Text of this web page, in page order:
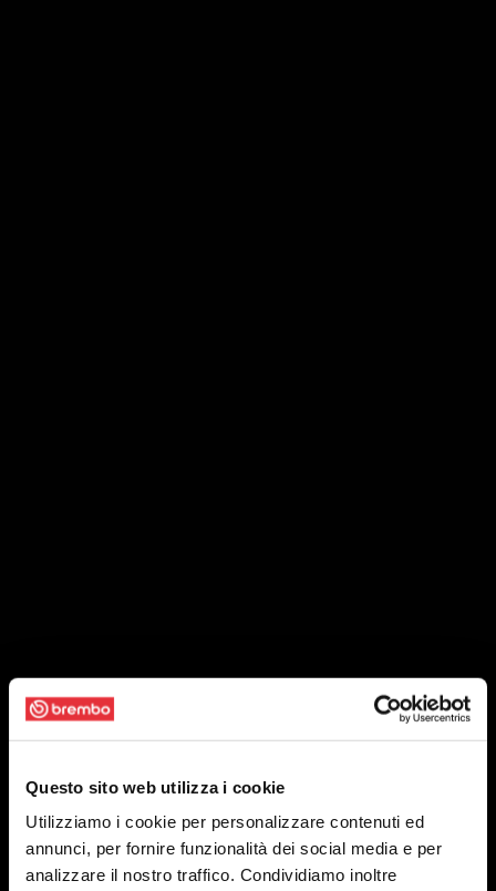
Questo sito web utilizza i cookie
Utilizziamo i cookie per personalizzare contenuti ed
annunci, per fornire funzionalità dei social media e per
analizzare il nostro traffico. Condividiamo inoltre